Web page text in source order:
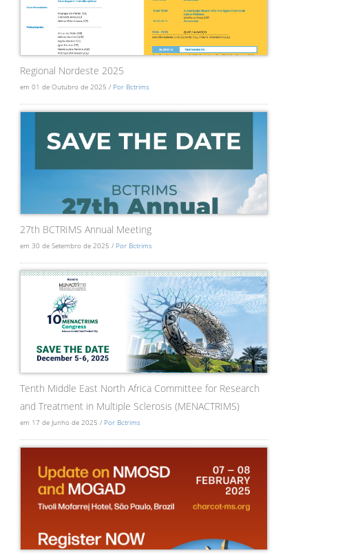
Regional Nordeste 2025
em 01 de Outubro de 2025 / Por Bctrims
27th BCTRIMS Annual Meeting
em 30 de Setembro de 2025 / Por Bctrims
Tenth Middle East North Africa Committee for Research
and Treatment in Multiple Sclerosis (MENACTRIMS)
em 17 de Junho de 2025 / Por Bctrims